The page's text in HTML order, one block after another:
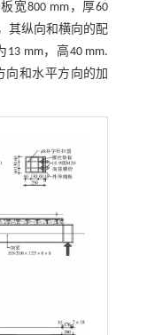
宽800 mm，厚60
其纵向和横向的配
13 mm，高40 mm.
和水平方向的加